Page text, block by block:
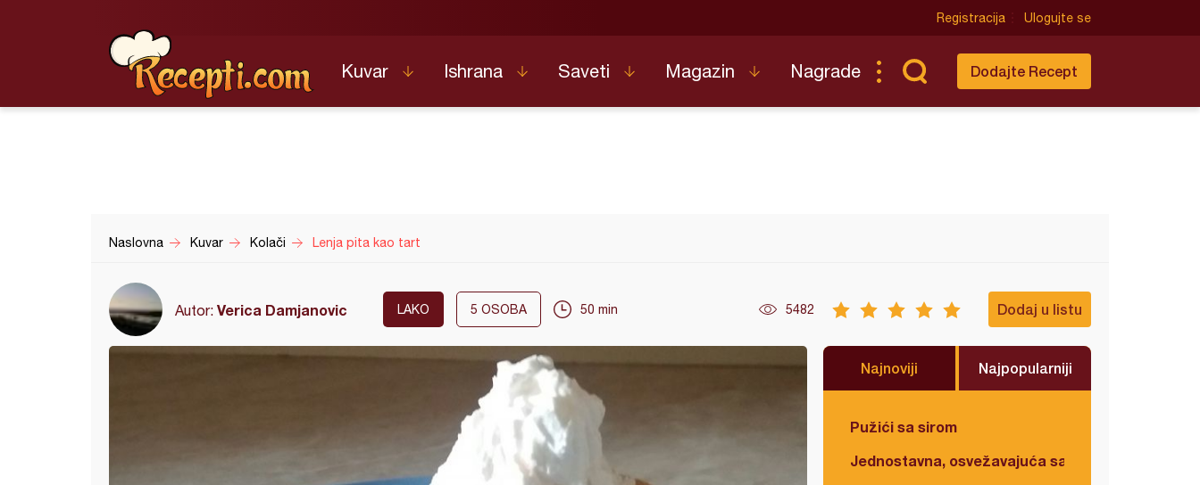
Registracija Ulogujte se
Kuvar Ishrana Saveti Magazin Nagrade Dodajte Recept
Naslovna Kuvar Kolači Lenja pita kao tart
Autor: Verica Damjanovic LAKO 5 OSOBA 50 min 5482 Dodaj u listu
Najnoviji Najpopularniji
Pužići sa sirom
Jednostavna, osvežavajuća salata